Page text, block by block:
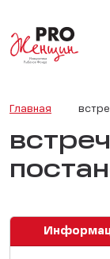
Главная